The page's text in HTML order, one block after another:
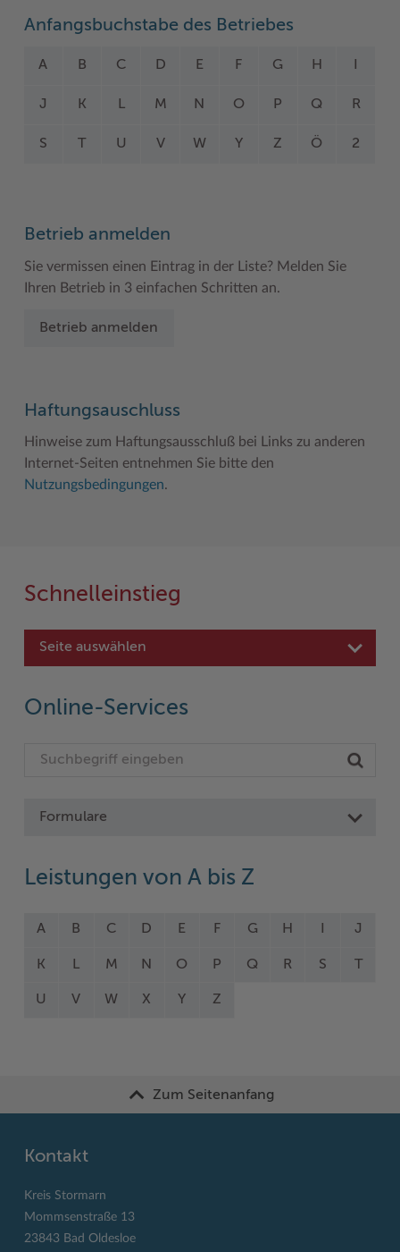
Anfangsbuchstabe des Betriebes
A B C D E F G H
J K L M N O P Q R
S U V W Y Z Ö 2
Betrieb anmelden
Sie vermissen einen Eintrag in der Liste? Melden Sie
Ihren Betrieb in 3 einfachen Schritten an.
Betrieb anmelden
Haftungsauschluss
Hinweise zum Haftungsausschluß bei Links zu anderen
Internet-Seiten entnehmen Sie bitte den
Nutzungsbedingungen.
Schnelleinstieg
Seite auswählen
Online-Services
Formulare
Leistungen von A bis Z
A B C D E F G H I J
K L M N O P Q R S
U V W X Y Z
Zum Seitenanfang
Kontakt
Kreis Stormarn
Mommsenstraße 13
23843 Bad Oldesloe